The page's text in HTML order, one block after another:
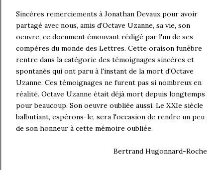
Sincères remerciements à Jonathan Devaux pour avoir
partagé avec nous, amis d'Octave Uzanne, sa vie, son
oeuvre, ce document émouvant rédigé par l'un de ses
compères du monde des Lettres. Cette oraison funèbre
rentre dans la catégorie des témoignages sincères et
spontanés qui ont paru à l'instant de la mort d'Octave
Uzanne. Ces témoignages ne furent pas si nombreux en
réalité. Octave Uzanne était déjà mort depuis longtemps
pour beaucoup. Son oeuvre oubliée aussi. Le XXIe siècle
balbutiant, espérons-le, sera l'occasion de rendre un peu
de son honneur à cette mémoire oubliée.
Bertrand Hugonnard-Roche